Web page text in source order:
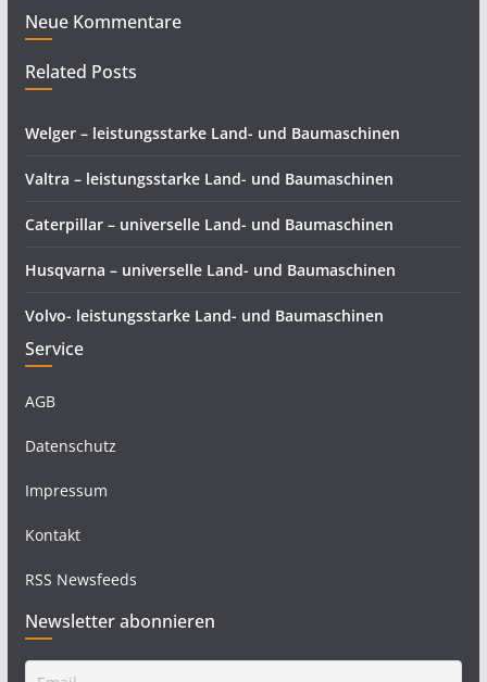
Neue Kommentare
Related Posts
Welger – leistungsstarke Land- und Baumaschinen
Valtra – leistungsstarke Land- und Baumaschinen
Caterpillar – universelle Land- und Baumaschinen
Husqvarna – universelle Land- und Baumaschinen
Volvo- leistungsstarke Land- und Baumaschinen
Service
AGB
Datenschutz
Impressum
Kontakt
RSS Newsfeeds
Newsletter abonnieren